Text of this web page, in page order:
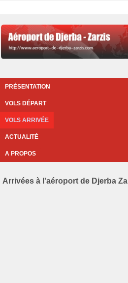
PRÉSENTATION
VOLS DÉPART
VOLS ARRIVÉE
ACTUALITÉ
A PROPOS
Arrivées à l'aéroport de Djerba